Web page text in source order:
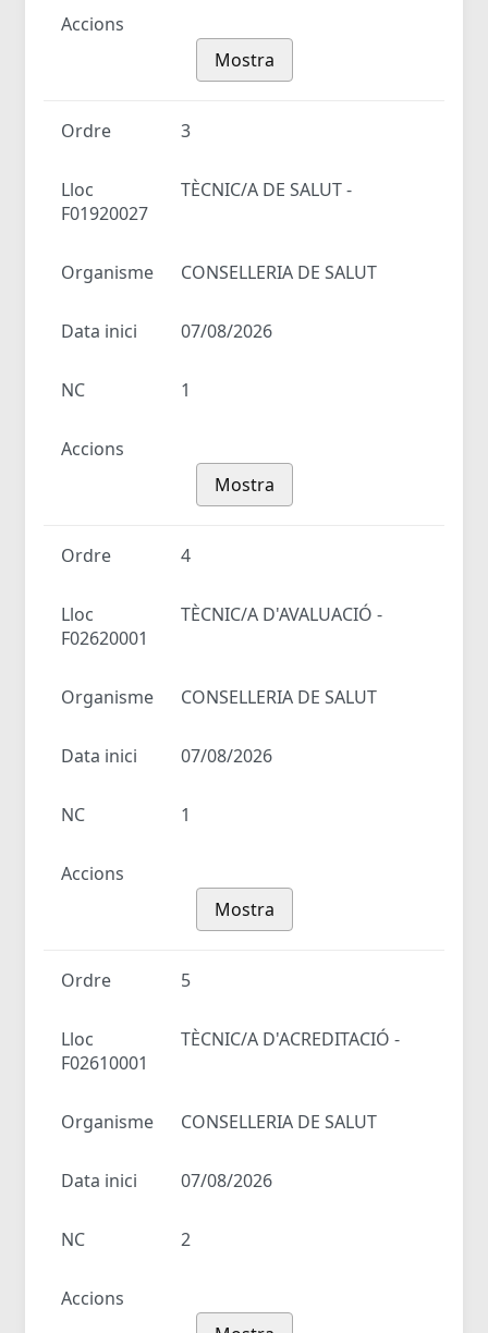
Accions
Mostra
Ordre 3
Lloc
TÈCNIC/A DE SALUT -
F01920027
Organisme CONSELLERIA DE SALUT
Data inici 07/08/2026
NC 1
Accions
Mostra
Ordre 4
Lloc
TÈCNIC/A D'AVALUACIÓ -
F02620001
Organisme CONSELLERIA DE SALUT
Data inici 07/08/2026
NC 1
Accions
Mostra
Ordre 5
Lloc
TÈCNIC/A D'ACREDITACIÓ -
F02610001
Organisme CONSELLERIA DE SALUT
Data inici 07/08/2026
NC 2
Accions